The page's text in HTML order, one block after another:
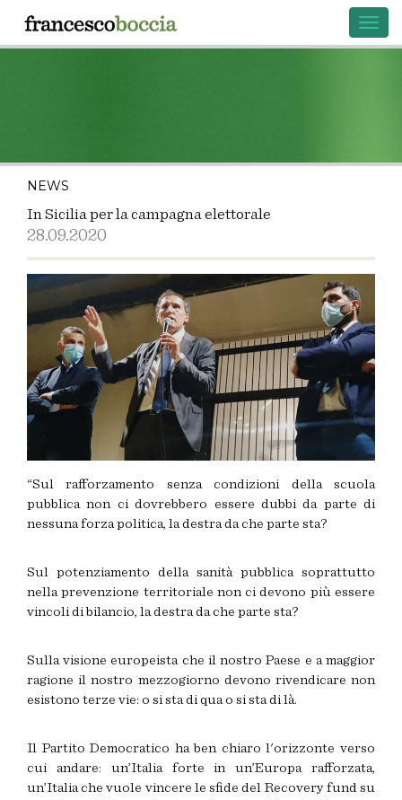
NEWS
In Sicilia per la campagna elettorale
28.09.2020
“Sul rafforzamento senza condizioni della scuola
pubblica non ci dovrebbero essere dubbi da parte di
nessuna forza politica, la destra da che parte sta?
Sul potenziamento della sanità pubblica soprattutto
nella prevenzione territoriale non ci devono più essere
vincoli di bilancio, la destra da che parte sta?
Sulla visione europeista che il nostro Paese e a maggior
ragione il nostro mezzogiorno devono rivendicare non
esistono terze vie: o si sta di qua o si sta di là.
Il Partito Democratico ha ben chiaro l'orizzonte verso
cui andare: un’Italia forte in un’Europa rafforzata,
un’Italia che vuole vincere le sfide del Recovery fund su